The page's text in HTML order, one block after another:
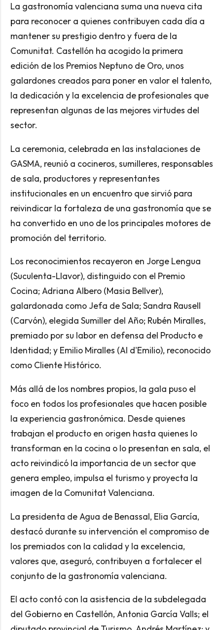
La gastronomía valenciana suma una nueva cita
para reconocer a quienes contribuyen cada día a
mantener su prestigio dentro y fuera de la
Comunitat. Castellón ha acogido la primera
edición de los Premios Neptuno de Oro, unos
galardones creados para poner en valor el talento,
la dedicación y la excelencia de profesionales que
representan algunas de las mejores virtudes del
sector.
La ceremonia, celebrada en las instalaciones de
GASMA, reunió a cocineros, sumilleres, responsables
de sala, productores y representantes
institucionales en un encuentro que sirvió para
reivindicar la fortaleza de una gastronomía que se
ha convertido en uno de los principales motores de
promoción del territorio.
Los reconocimientos recayeron en Jorge Lengua
(Suculenta-Llavor), distinguido con el Premio
Cocina; Adriana Albero (Masia Bellver),
galardonada como Jefa de Sala; Sandra Rausell
(Carvón), elegida Sumiller del Año; Rubén Miralles,
premiado por su labor en defensa del Producto e
Identidad; y Emilio Miralles (Al d'Emilio), reconocido
como Cliente Histórico.
Más allá de los nombres propios, la gala puso el
foco en todos los profesionales que hacen posible
la experiencia gastronómica. Desde quienes
trabajan el producto en origen hasta quienes lo
transforman en la cocina o lo presentan en sala, el
acto reivindicó la importancia de un sector que
genera empleo, impulsa el turismo y proyecta la
imagen de la Comunitat Valenciana.
La presidenta de Agua de Benassal, Elia García,
destacó durante su intervención el compromiso de
los premiados con la calidad y la excelencia,
valores que, aseguró, contribuyen a fortalecer el
conjunto de la gastronomía valenciana.
El acto contó con la asistencia de la subdelegada
del Gobierno en Castellón, Antonia García Valls; el